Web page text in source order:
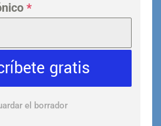
*
gratis
el borrador